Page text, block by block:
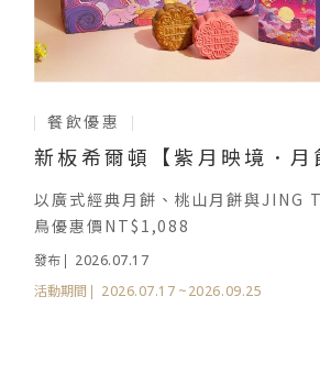
餐飲優惠
新板希爾頓【紫月映境．月
以廣式經典月餅、桃山月餅與JING
鳥優惠價NT$1,088
發布 2026.07.17
活動期間 2026.07.17 ~2026.09.25